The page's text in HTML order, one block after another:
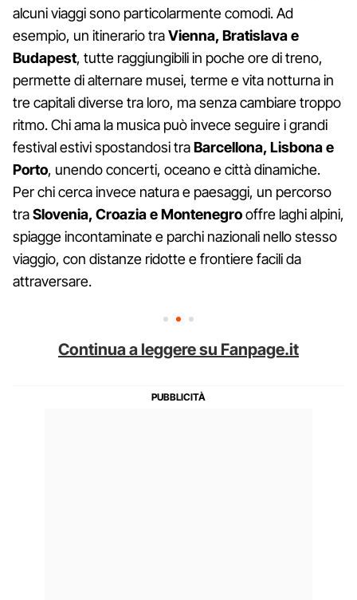
alcuni viaggi sono particolarmente comodi. Ad
esempio, un itinerario traVienna, Bratislava e
Budapest, tutte raggiungibili in poche ore di treno,
permette di alternare musei, terme e vita notturna in
tre capitali diverse tra loro, ma senza cambiare troppo
ritmo. Chi ama la musica può invece seguire i grandi
festival estivi spostandosi traBarcellona, Lisbona e
Porto, unendo concerti, oceano e città dinamiche.
Per chi cerca invece natura e paesaggi, un percorso
traSlovenia, Croazia e Montenegrooffre laghi alpini,
spiagge incontaminate e parchi nazionali nello stesso
viaggio, con distanze ridotte e frontiere facili da
attraversare.
Continua a leggere su Fanpage.it